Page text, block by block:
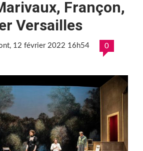
Françon,
Versailles
, 12 février 2022 16h54
0